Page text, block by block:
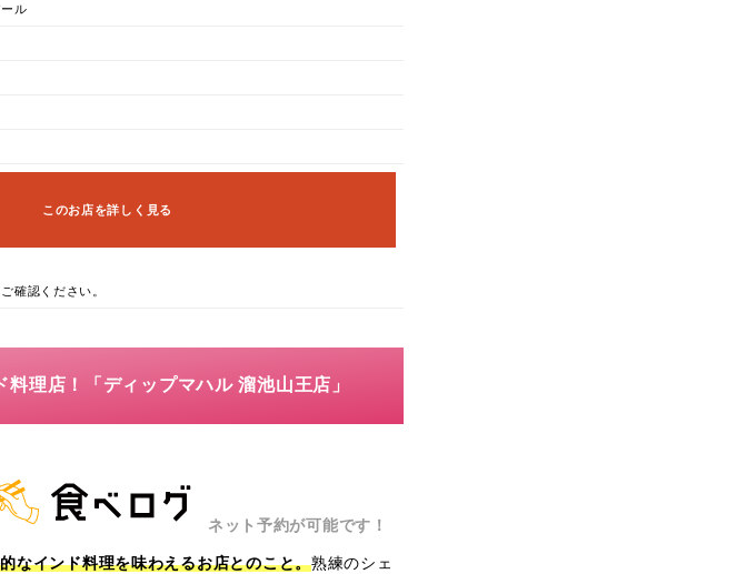
ル
このお店を詳しく見る
確認ください。
理店！「ディップマハル 溜池山王店」
ネット予約が可能です！
なインド料理を味わえるお店とのこと。熟練のシェ